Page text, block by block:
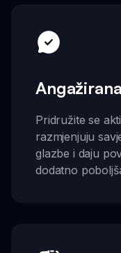
Pridružite se
razmjenjuju
glazbe i daju
dodatno